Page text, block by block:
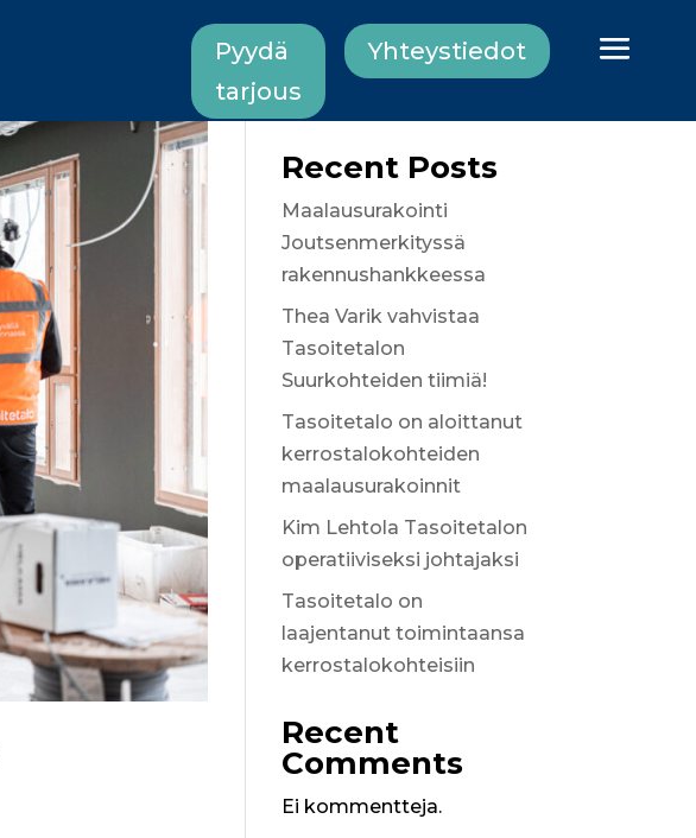
Pyydä
tarjous
Yhteystiedot
Recent Posts
Maalausurakointi
Joutsenmerkityssä
rakennushankkeessa
Thea Varik vahvistaa
Tasoitetalon
Suurkohteiden tiimiä!
Tasoitetalo on aloittanut
kerrostalokohteiden
maalausurakoinnit
Kim Lehtola Tasoitetalon
operatiiviseksi johtajaksi
Tasoitetalo on
laajentanut toimintaansa
kerrostalokohteisiin
Recent
Comments
Ei kommentteja.